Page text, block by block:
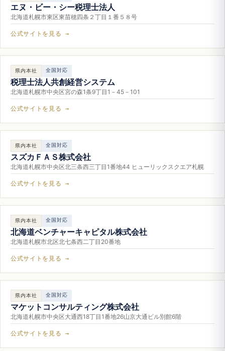
エヌ・ビー・シー税理士法人
北海道札幌市東区東苗穂四条２丁目１番５８号
公式サイトを見る →
県内本社 全国対応
税理士法人共創経営システム
北海道札幌市中央区宮の森1条9丁目1－45－101
公式サイトを見る →
県内本社 全国対応
スズカＦＡＳ株式会社
北海道札幌市中央区北三条西三丁目1番地44 ヒューリックスクエア札幌
公式サイトを見る →
県内本社 全国対応
北海道ベンチャーキャピタル株式会社
北海道札幌市北区北七条西二丁目20番地
公式サイトを見る →
県内本社 全国対応
マケットコンサルティング株式会社
北海道札幌市中央区大通西18丁目1番地26山京大通ビル別館6階
公式サイトを見る →